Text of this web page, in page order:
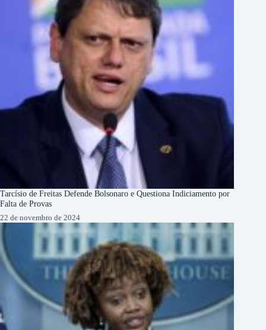
Tarcísio de Freitas Defende Bolsonaro e Questiona Indiciamento por
Falta de Provas
22 de novembro de 2024